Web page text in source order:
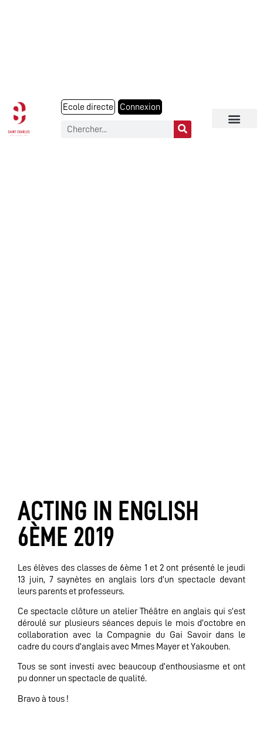
Ecole directe Connexion
ACTING IN ENGLISH
6ÈME 2019
Les élèves des classes de 6ème 1 et 2 ont présenté le jeudi
13 juin, 7 saynètes en anglais lors d’un spectacle devant
leurs parents et professeurs.
Ce spectacle clôture un atelier Théâtre en anglais qui s’est
déroulé sur plusieurs séances depuis le mois d’octobre en
collaboration avec la Compagnie du Gai Savoir dans le
cadre du cours d’anglais avec Mmes Mayer et Yakouben.
Tous se sont investi avec beaucoup d’enthousiasme et ont
pu donner un spectacle de qualité.
Bravo à tous !